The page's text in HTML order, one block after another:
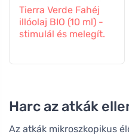
Tierra Verde Fahéj
illóolaj BIO (10 ml) -
stimulál és melegít.
Harc az atkák
Az atkák mikroszkopikus